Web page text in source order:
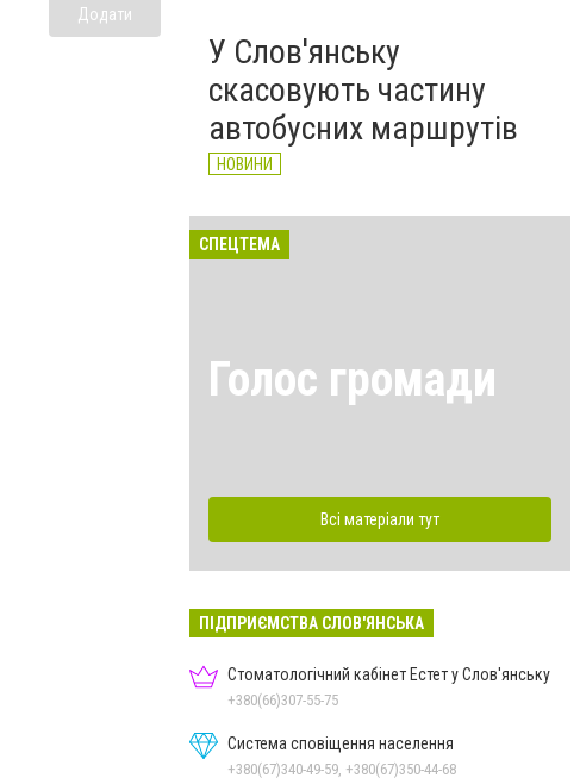
Додати
У Слов'янську
скасовують частину
автобусних маршрутів
НОВИНИ
СПЕЦТЕМА
Голос громади
Всі матеріали тут
ПІДПРИЄМСТВА СЛОВ'ЯНСЬКА
Стоматологічний кабінет Естет у Слов'янську
+380(66)307-55-75
Система сповіщення населення
+380(67)340-49-59, +380(67)350-44-68